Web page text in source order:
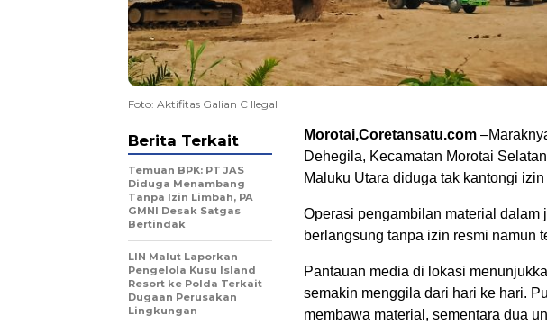
Foto: Aktifitas Galian C Ilegal
Morotai,Coretansatu.com
Dehegila, Kecamatan Morotai
Maluku Utara diduga tak kantongi
Operasi pengambilan material dalam
berlangsung tanpa izin resmi namun
Pantauan media di lokasi
semakin menggila dari hari ke hari.
membawa material, sementara dua
Berita Terkait
Temuan BPK: PT JAS
Diduga Menambang
Tanpa Izin Limbah, PA
GMNI Desak Satgas
Bertindak
LIN Malut Laporkan
Pengelola Kusu Island
Resort ke Polda Terkait
Dugaan Perusakan
Lingkungan